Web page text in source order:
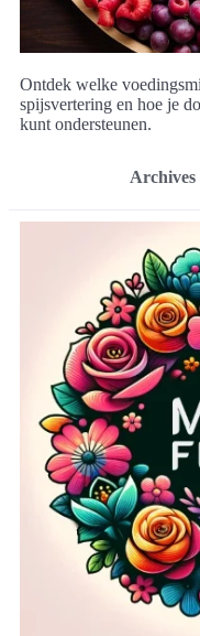
Ontdek welke
spijsvertering en hoe je
kunt ondersteunen.